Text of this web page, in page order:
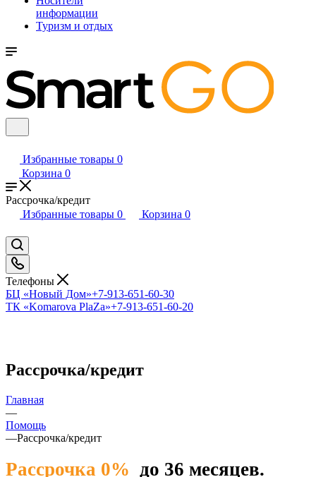
информации
Туризм и отдых
Избранные товары 0
Корзина 0
Рассрочка/кредит
Избранные товары 0 Корзина 0
Телефоны
БЦ «Новый Дом»+7-913-651-60-30
ТК «Komarova PlaZa»+7-913-651-60-20
Рассрочка/кредит
Главная
—
Помощь
—Рассрочка/кредит
Рассрочка 0% до 36 месяцев.